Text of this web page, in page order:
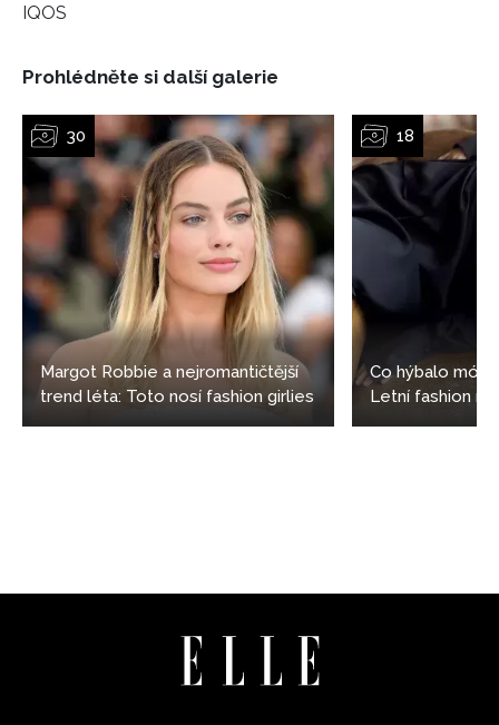
IQOS
Prohlédněte si další galerie
Margot Robbie a nejromantičtější
trend léta: Toto nosí fashion girlies
Co hýbalo
Letní fashion